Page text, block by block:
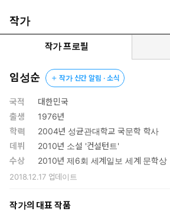
걸린 중년 남성의 때늦은 성장’이라는 독특
쳐지는 리얼하고 디테일한 묘사, 읽기를
미컬하고 유려하게 쓰인 차진 문장으로 출
임성순의 대표작은 ‘회사 3부작’이다. 관
들에게 가하는 폭력을 그린 데뷔작 『컨설
2010), 자본주의를 비판하는 『컨설턴트』
는 상황을 그린 메타소설 『문근영은 위험
최대다수의 최대행복 같은 사회적 공리에
히려 다정한 사람들이 살고 있다』(실천문
주의에 대해 질문하는 소설로 애초부터 회
한편 이후 발표한 『극해』(은행나무,
설턴트』와 『문근영은 위험해』가 실험
작가
작가 프로필
임성순 작가 신간 알림 · 소식
국적
대한민국
출생
1976년
학력
2004년 성균관대학교 국문학 학사
데뷔
2010년 소설 '컨설턴트'
수상
2010년 제6회 세계일보 세계 문학상
2018.12.17업데이트
작가의 대표 작품